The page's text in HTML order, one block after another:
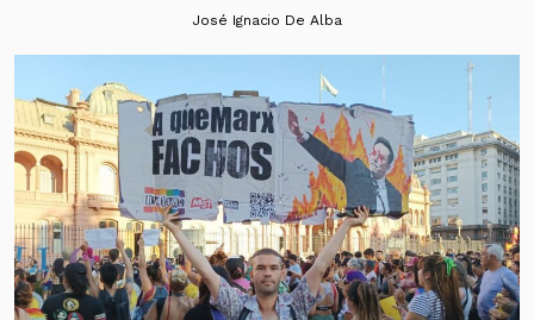
José Ignacio De Alba